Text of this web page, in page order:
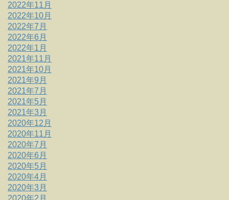
2022年11月
2022年10月
2022年7月
2022年6月
2022年1月
2021年11月
2021年10月
2021年9月
2021年7月
2021年5月
2021年3月
2020年12月
2020年11月
2020年7月
2020年6月
2020年5月
2020年4月
2020年3月
2020年2月